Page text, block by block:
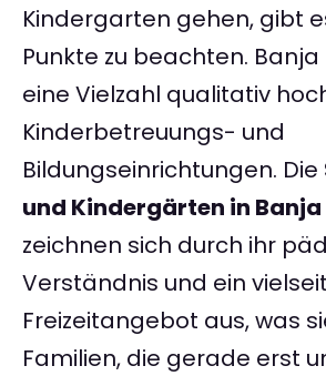
Kindergarten gehen, gibt
Punkte zu beachten.
eine Vielzahl qualitativ
Kinderbetreuungs- und
Bildungseinrichtungen. Die
und Kindergärten in Banja
zeichnen sich durch ihr
Verständnis und ein
Freizeitangebot aus, was
Familien, die gerade erst